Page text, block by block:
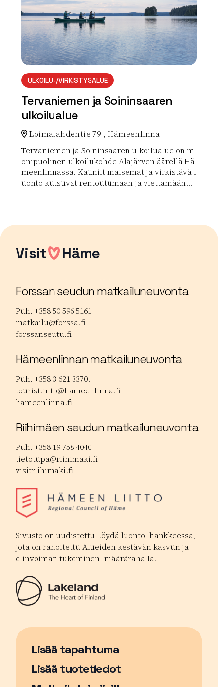
ULKOILU-/VIRKISTYSALUE
Tervaniemen ja Soininsaaren
ulkoilualue
Loimalahdentie 79 , Hämeenlinna
Tervaniemen ja Soininsaaren ulkoilualue on m
onipuolinen ulkoilukohde Alajärven äärellä Hä
meenlinnassa. Kauniit maisemat ja virkistävä l
uonto kutsuvat rentoutumaan ja viettämään...
Visit Häme
Forssan seudun matkailuneuvonta
Puh. +358 50 596 5161
matkailu@forssa.fi
forssanseutu.fi
Hämeenlinnan matkailuneuvonta
Puh. +358 3 621 3370.
tourist.info@hameenlinna.fi
hameenlinna.fi
Riihimäen seudun matkailuneuvonta
Puh. +358 19 758 4040
tietotupa@riihimaki.fi
visitriihimaki.fi
Sivusto on uudistettu Löydä luonto -hankkeessa,
jota on rahoitettu Alueiden kestävän kasvun ja
elinvoiman tukeminen -määrärahalla.
Lisää tapahtuma
Sivu avautuu uudessa ikkunassa
Lisää tuotetiedot